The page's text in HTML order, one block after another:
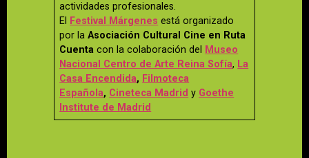
actividades profesionales.
El Festival Márgenes está organizado
por laAsociación Cultural Cine en Ruta
Cuenta con la colaboración del
Museo
Nacional Centro de Arte Reina Sofía, La
Casa Encendida, Filmoteca
Española, Cineteca Madrid y Goethe
Institute de Madrid